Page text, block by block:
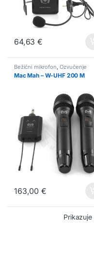
64,63€
Bežični mikrofon, Ozvučenje
Mac Mah – W-UHF 200 M
163,00€